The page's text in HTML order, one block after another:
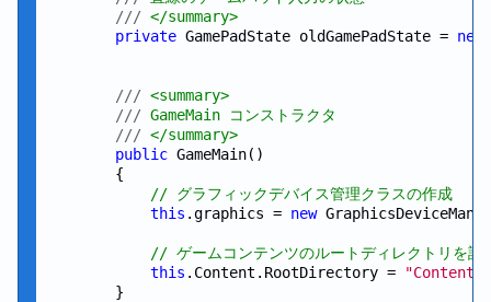
/// </summary>
private GamePadState oldGamePadState = new
/// <summary>
/// GameMain コンストラクタ
/// </summary>
public GameMain()
        {
// グラフィックデバイス管理クラスの作成
this .graphics = new
// ゲームコンテンツのルートディレクトリを設
this .Content.RootDirectory = "Content"
        }